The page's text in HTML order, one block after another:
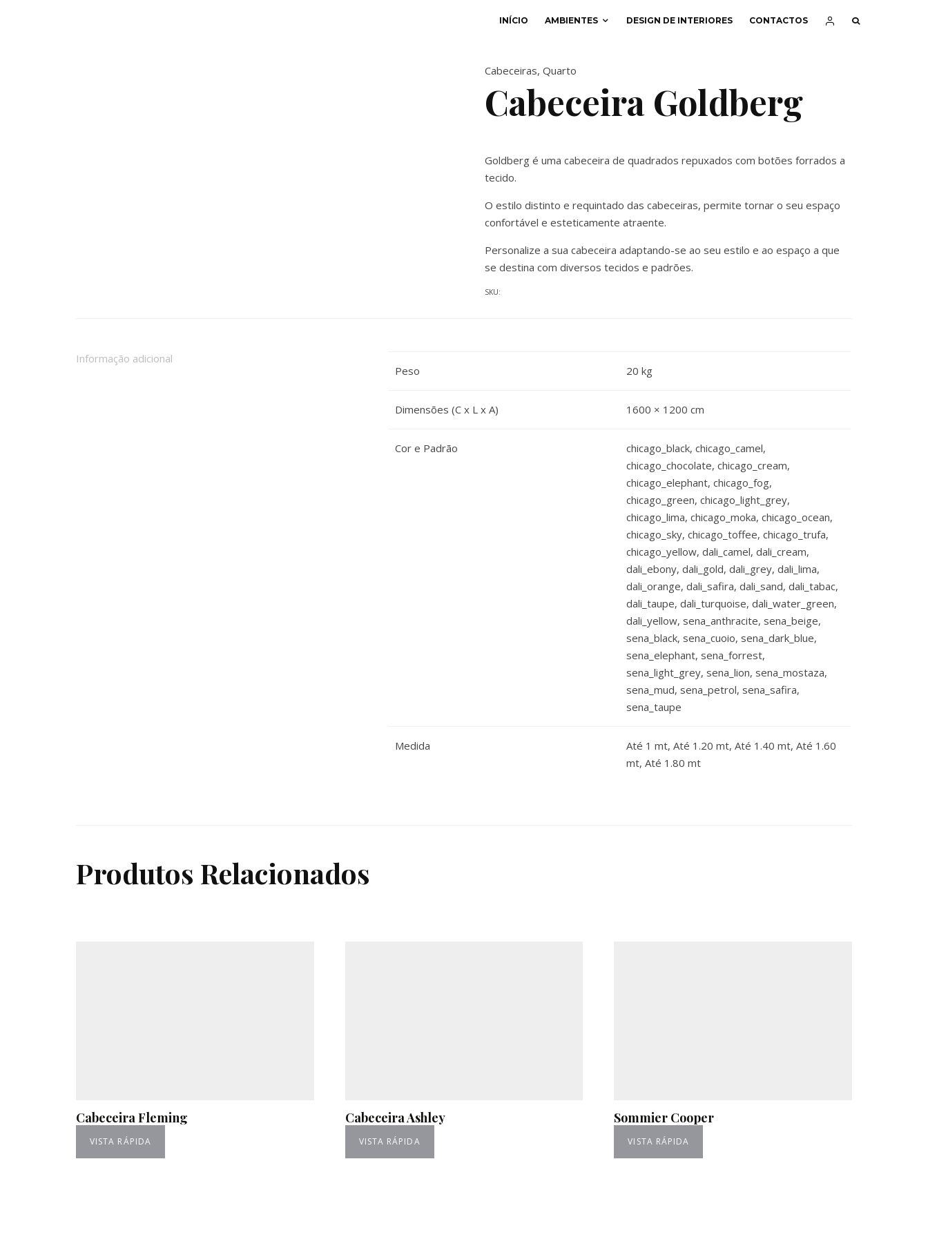
INÍCIO AMBIENTES DESIGN DE INTERIORES CONTACTOS
Cabeceiras, Quarto
Cabeceira Goldberg
Goldberg é uma cabeceira de quadrados repuxados com botões forrados a
tecido.
O estilo distinto e requintado das cabeceiras, permite tornar o seu espaço
confortável e esteticamente atraente.
Personalize a sua cabeceira adaptando-se ao seu estilo e ao espaço a que
se destina com diversos tecidos e padrões.
SKU:
Informação adicional
Peso
20 kg
Dimensões (C x L x A) 1600 × 1200 cm
Cor e Padrão
chicago_black, chicago_camel,
chicago_chocolate, chicago_cream,
chicago_elephant, chicago_fog,
chicago_green, chicago_light_grey,
chicago_lima, chicago_moka, chicago_ocean,
chicago_sky, chicago_toffee, chicago_trufa,
chicago_yellow, dali_camel, dali_cream,
dali_ebony, dali_gold, dali_grey, dali_lima,
dali_orange, dali_safira, dali_sand, dali_tabac,
dali_taupe, dali_turquoise, dali_water_green,
dali_yellow, sena_anthracite, sena_beige,
sena_black, sena_cuoio, sena_dark_blue,
sena_elephant, sena_forrest,
sena_light_grey, sena_lion, sena_mostaza,
sena_mud, sena_petrol, sena_safira,
sena_taupe
Medida
Até 1 mt, Até 1.20 mt, Até 1.40 mt, Até 1.60
mt, Até 1.80 mt
Produtos Relacionados
Cabeceira Fleming
VISTA RÁPIDA
Cabeceira Ashley
VISTA RÁPIDA
Sommier Cooper
VISTA RÁPIDA